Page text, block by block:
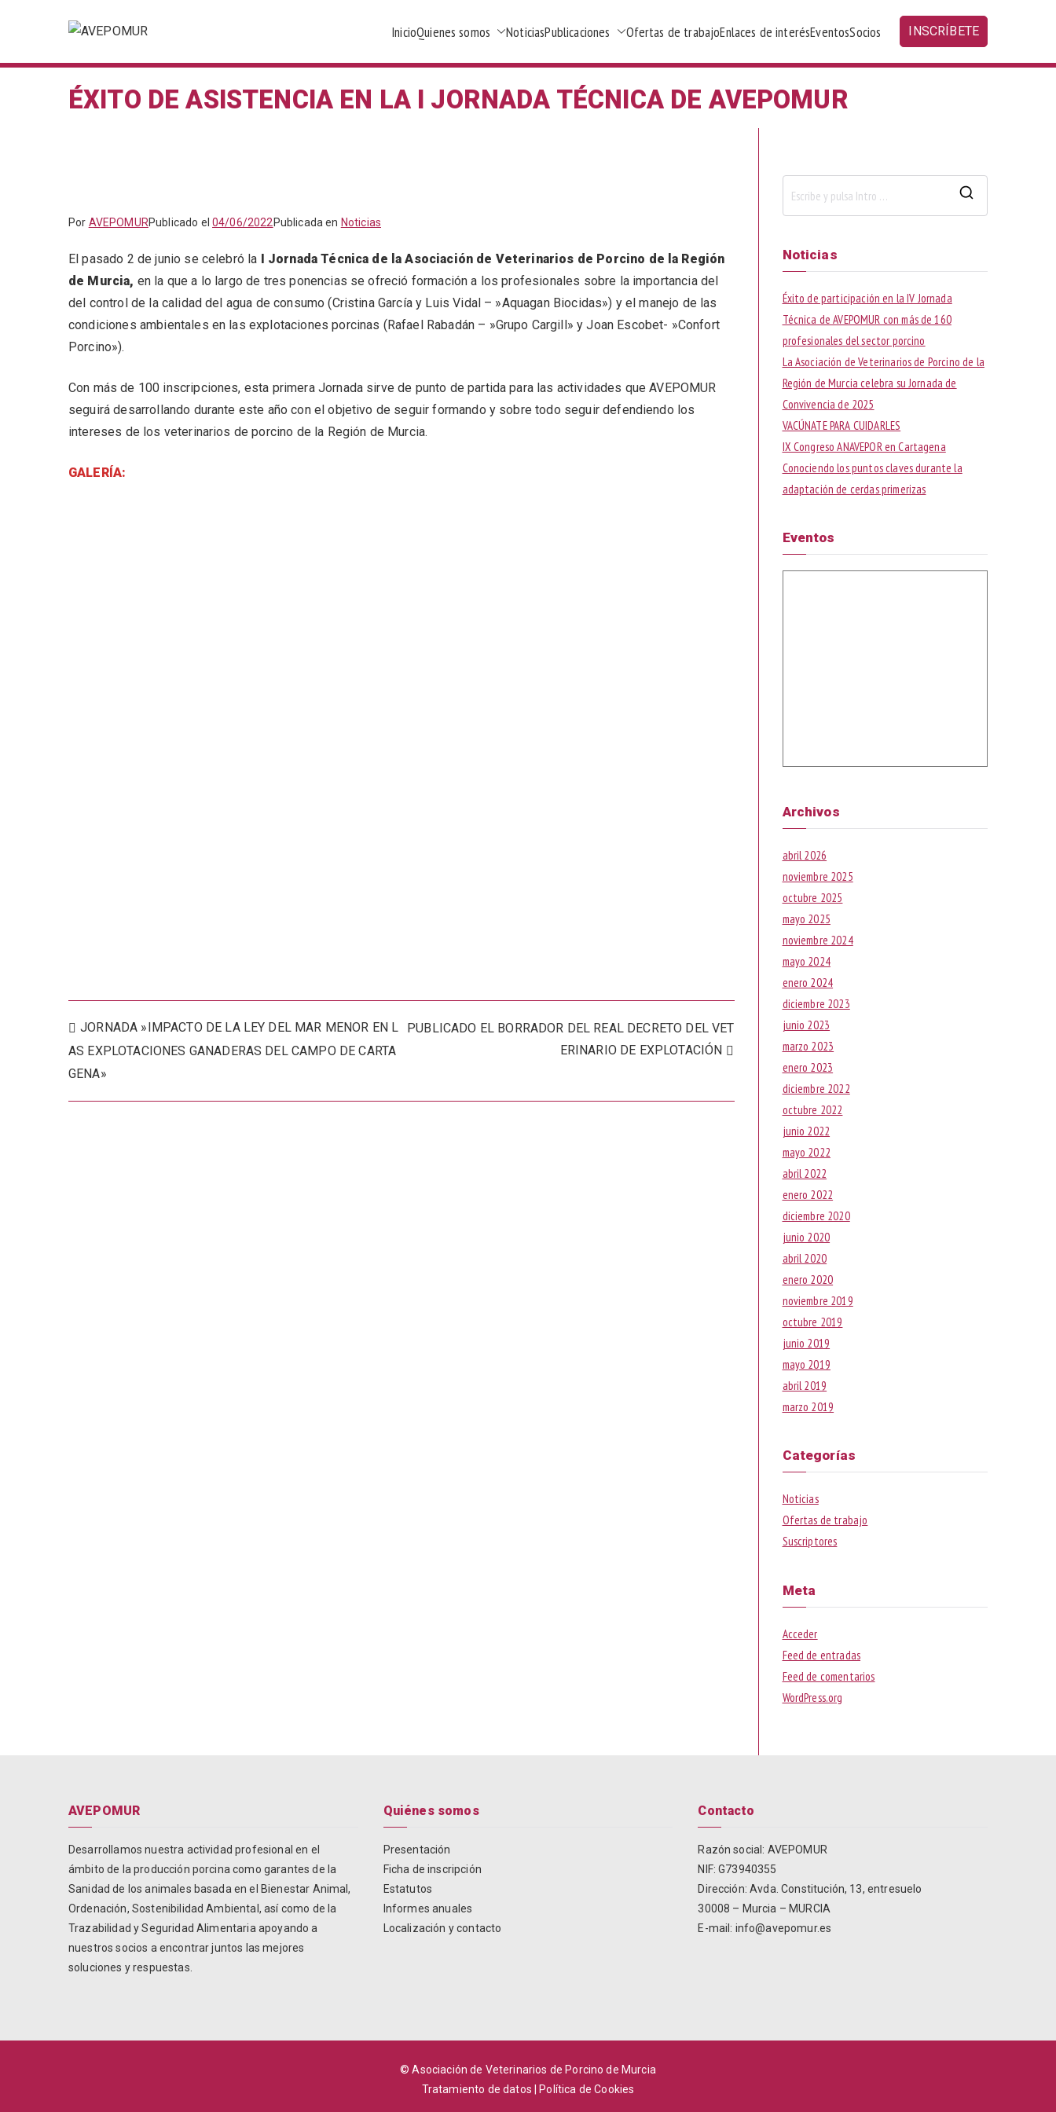
Asociación de veterinarios de porcino de la Región de Murcia
InicioQuienes somos NoticiasPublicaciones Ofertas de trabajoEnlaces de interésEventosSocios INSCRÍBETE
ÉXITO DE ASISTENCIA EN LA I JORNADA TÉCNICA DE AVEPOMUR
Por AVEPOMURPublicado el04/06/2022 Publicada en Noticias
El pasado 2 de junio se celebró la I Jornada Técnica de la Asociación de Veterinarios de Porcino de la Región
de Murcia, en la que a lo largo de tres ponencias se ofreció formación a los profesionales sobre la importancia del
del control de la calidad del agua de consumo (Cristina García y Luis Vidal – »Aquagan Biocidas») y el manejo de las
condiciones ambientales en las explotaciones porcinas (Rafael Rabadán – »Grupo Cargill» y Joan Escobet- »Confort
Porcino»).
Con más de 100 inscripciones, esta primera Jornada sirve de punto de partida para las actividades que AVEPOMUR
seguirá desarrollando durante este año con el objetivo de seguir formando y sobre todo seguir defendiendo los
intereses de los veterinarios de porcino de la Región de Murcia.
GALERÍA:
Navegación
de
JORNADA »IMPACTO DE LA LEY DEL MAR MENOR EN L
AS EXPLOTACIONES GANADERAS DEL CAMPO DE CARTA
GENA»
PUBLICADO EL BORRADOR DEL REAL DECRETO DEL VET
ERINARIO DE EXPLOTACIÓN
c
Noticias
Éxito de participación en la IV Jornada
Técnica de AVEPOMUR con más de 160
profesionales del sector porcino
La Asociación de Veterinarios de Porcino de la
Región de Murcia celebra su Jornada de
Convivencia de 2025
VACÚNATE PARA CUIDARLES
IX Congreso ANAVEPOR en Cartagena
Conociendo los puntos claves durante la
adaptación de cerdas primerizas
Eventos
Archivos
abril 2026
noviembre 2025
octubre 2025
mayo 2025
noviembre 2024
mayo 2024
enero 2024
diciembre 2023
junio 2023
marzo 2023
enero 2023
diciembre 2022
octubre 2022
junio 2022
mayo 2022
abril 2022
enero 2022
diciembre 2020
junio 2020
abril 2020
enero 2020
noviembre 2019
octubre 2019
junio 2019
mayo 2019
abril 2019
marzo 2019
Categorías
Noticias
Ofertas de trabajo
Suscriptores
Meta
Acceder
Feed de entradas
Feed de comentarios
WordPress.org
AVEPOMUR
Desarrollamos nuestra actividad profesional en el
ámbito de la producción porcina como garantes de la
Sanidad de los animales basada en el Bienestar Animal,
Ordenación, Sostenibilidad Ambiental, así como de la
Trazabilidad y Seguridad Alimentaria apoyando a
nuestros socios a encontrar juntos las mejores
soluciones y respuestas.
Quiénes somos
Presentación
Ficha de inscripción
Estatutos
Informes anuales
Localización y contacto
Contacto
Razón social: AVEPOMUR
NIF: G73940355
Dirección:Avda. Constitución, 13, entresuelo
30008 – Murcia – MURCIA
E-mail: info@avepomur.es
© Asociación de Veterinarios de Porcino de Murcia
Tratamiento de datos
Política de Cookies